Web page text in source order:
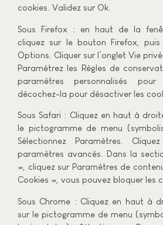
cookies. Validez sur Ok.
Sous Firefox : en haut de la
cliquez sur le bouton Firefox, puis
Options. Cliquer sur l’onglet Vie
Paramétrez les Règles de
paramètres personnalisés pour
décochez-la pour désactiver les
Sous Safari : Cliquez en haut à
le pictogramme de menu
Sélectionnez Paramètres.
paramètres avancés. Dans la
», cliquez sur Paramètres de
Cookies », vous pouvez bloquer les
Sous Chrome : Cliquez en haut à
sur le pictogramme de menu